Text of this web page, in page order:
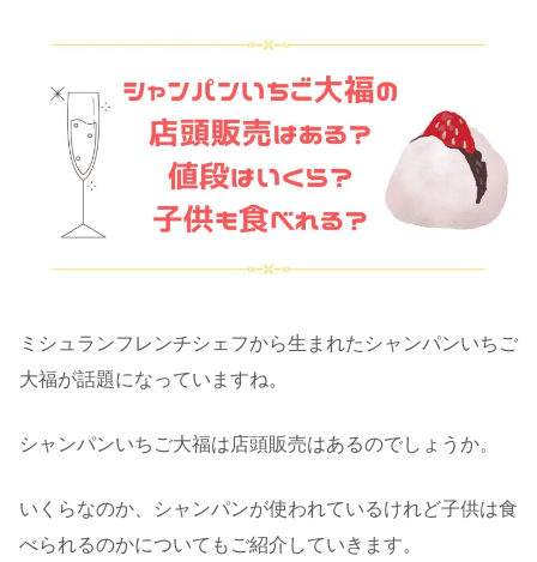
ミシュランフレンチシェフから生まれたシャンパンいちご
大福が話題になっていますね。
シャンパンいちご大福は店頭販売はあるのでしょうか。
いくらなのか、シャンパンが使われているけれど子供は食
べられるのかについてもご紹介していきます。